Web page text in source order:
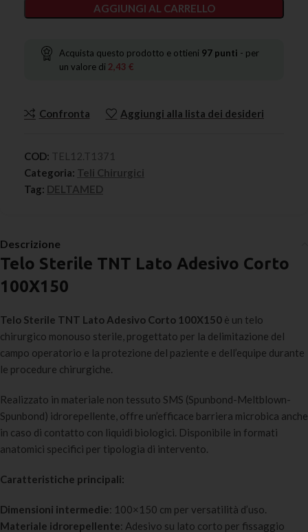
AGGIUNGI AL CARRELLO
Acquista questo prodotto e ottieni 97 punti - per
un valore di 2,43 €
Confronta Aggiungi alla lista dei desideri
COD: TEL12.T1371
Categoria: Teli Chirurgici
Tag: DELTAMED
Descrizione
Telo Sterile TNT Lato Adesivo Corto
100X150
Telo Sterile TNT Lato Adesivo Corto 100X150 è un telo
chirurgico monouso sterile, progettato per la delimitazione del
campo operatorio e la protezione del paziente e dell’equipe durante
le procedure chirurgiche.
Realizzato in materiale non tessuto SMS (Spunbond-Meltblown-
Spunbond) idrorepellente, offre un’efficace barriera microbica anche
in caso di contatto con liquidi biologici. Disponibile in formati
anatomici specifici per tipologia di intervento.
Caratteristiche principali:
Dimensioni intermedie: 100×150 cm per versatilità d’uso.
Materiale idrorepellente: Adesivo su lato corto per fissaggio